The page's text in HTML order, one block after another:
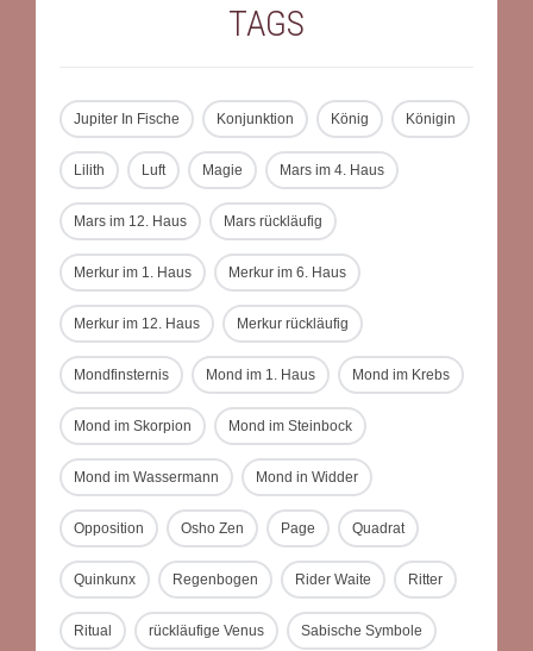
TAGS
Jupiter In Fische Konjunktion König Königin
Lilith Luft Magie Mars im 4. Haus
Mars im 12. Haus Mars rückläufig
Merkur im 1. Haus Merkur im 6. Haus
Merkur im 12. Haus Merkur rückläufig
Mondfinsternis Mond im 1. Haus Mond im Krebs
Mond im Skorpion Mond im Steinbock
Mond im Wassermann Mond in Widder
Opposition Osho Zen Page Quadrat
Quinkunx Regenbogen Rider Waite Ritter
Ritual rückläufige Venus Sabische Symbole